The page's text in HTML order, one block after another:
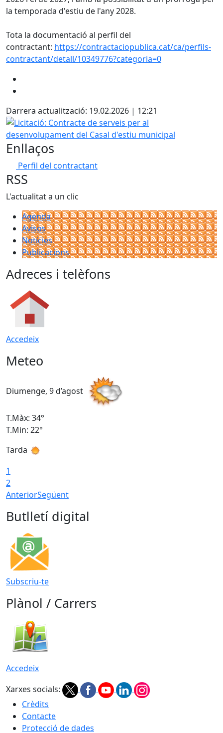
la temporada d'estiu de l'any 2028.
Tota la documentació al perfil del
contractant: https://contractaciopublica.cat/ca/perfils-
contractant/detall/10349776?categoria=0
Darrera actualització: 19.02.2026 | 12:21
Licitació: Contracte de serveis per al desenvolupament
Enllaços
Perfil del contractant
RSS
L'actualitat a un clic
Agenda
Avisos
Notícies
Publicacions
Adreces i telèfons
Accedeix
Meteo
Diumenge, 9 d’agost
T.Màx: 34°
T.Min: 22°
Tarda
1
2
AnteriorSegüent
Butlletí digital
Subscriu-te
Plànol / Carrers
Accedeix
Xarxes socials:
Crèdits
Contacte
Protecció de dades